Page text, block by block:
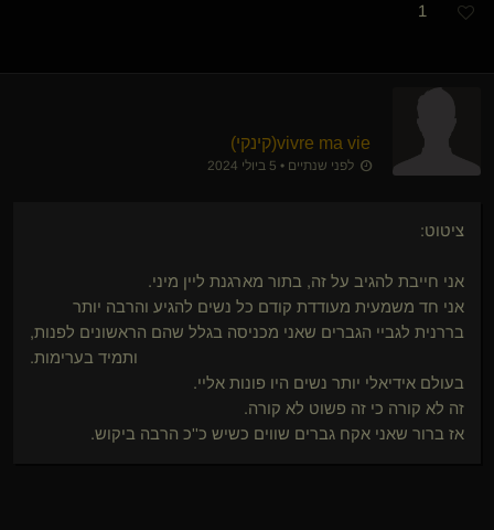
1
vivre ma vie​(קינקי)
לפני שנתיים • 5 ביולי 2024
ציטוט:
אני חייבת להגיב על זה, בתור מארגנת ליין מיני.
אני חד משמעית מעודדת קודם כל נשים להגיע והרבה יותר
בררנית לגביי הגברים שאני מכניסה בגלל שהם הראשונים לפנות,
ותמיד בערימות.
בעולם אידיאלי יותר נשים היו פונות אליי.
זה לא קורה כי זה פשוט לא קורה.
אז ברור שאני אקח גברים שווים כשיש כ''כ הרבה ביקוש.